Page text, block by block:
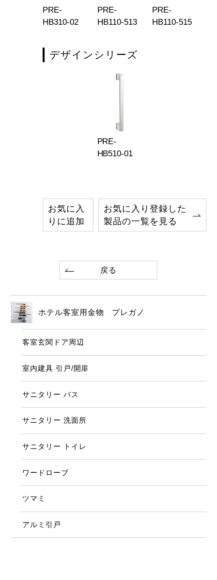
PRE-
HB310-02
PRE-
HB110-513
PRE-
HB110-515
デザインシリーズ
PRE-
HB510-01
お気に入
りに追加
お気に入り登録した
製品の一覧を見る
戻る
ホテル客室用金物 プレガノ
客室玄関ドア周辺
室内建具 引戸/開扉
サニタリー バス
サニタリー 洗面所
サニタリー トイレ
ワードローブ
ツマミ
アルミ引戸